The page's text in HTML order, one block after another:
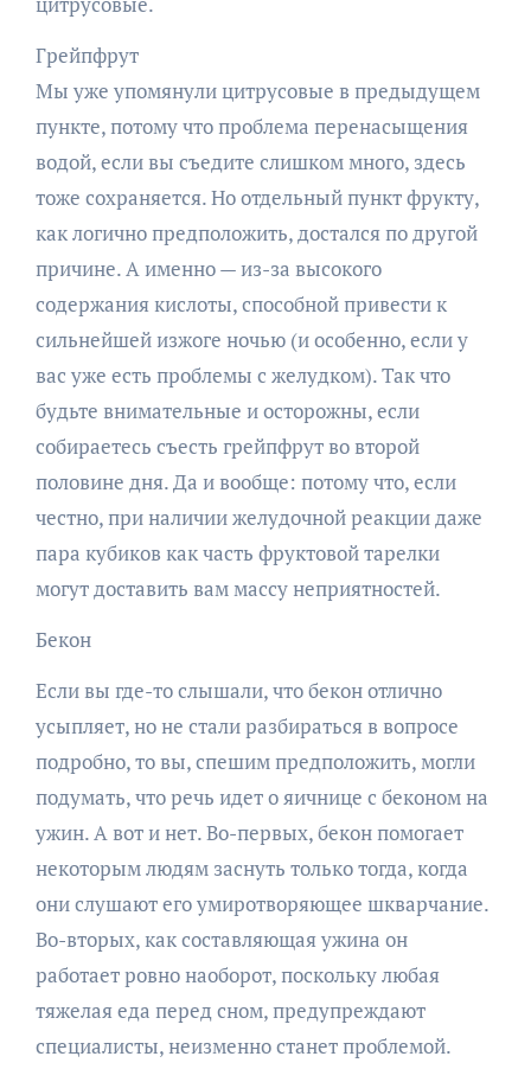
Грейпфрут
Мы уже упомянули цитрусовые в предыдущем
пункте, потому что проблема перенасыщения
водой, если вы съедите слишком много, здесь
тоже сохраняется. Но отдельный пункт фрукту,
как логично предположить, достался по другой
причине. А именно — из-за высокого
содержания кислоты, способной привести к
сильнейшей изжоге ночью (и особенно, если у
вас уже есть проблемы с желудком). Так что
будьте внимательные и осторожны, если
собираетесь съесть грейпфрут во второй
половине дня. Да и вообще: потому что, если
честно, при наличии желудочной реакции даже
пара кубиков как часть фруктовой тарелки
могут доставить вам массу неприятностей.
Бекон
Если вы где-то слышали, что бекон отлично
усыпляет, но не стали разбираться в вопросе
подробно, то вы, спешим предположить, могли
подумать, что речь идет о яичнице с беконом на
ужин. А вот и нет. Во-первых, бекон помогает
некоторым людям заснуть только тогда, когда
они слушают его умиротворяющее шкварчание.
Во-вторых, как составляющая ужина он
работает ровно наоборот, поскольку любая
тяжелая еда перед сном, предупреждают
специалисты, неизменно станет проблемой.